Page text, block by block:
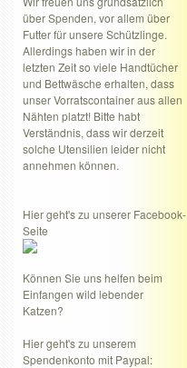
über Spenden, vor allem über
Futter für unsere Schützlinge.
Allerdings haben wir in der
letzten Zeit so viele Handtücher
und Bettwäsche erhalten, dass
unser Vorratscontainer aus allen
Nähten platzt! Bitte habt
Verständnis, dass wir derzeit
solche Utensilien leider nicht
annehmen können.
Hier geht's zu unserer Facebook-
Seite
Können Sie uns helfen beim
Einfangen wild lebender
Katzen?
Hier geht's zu unserem
Spendenkonto mit Paypal: